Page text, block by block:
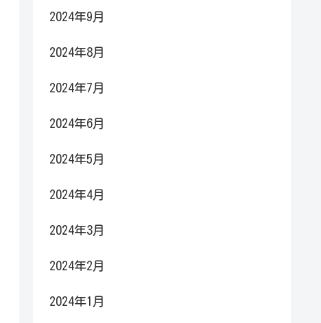
2024年9月
2024年8月
2024年7月
2024年6月
2024年5月
2024年4月
2024年3月
2024年2月
2024年1月